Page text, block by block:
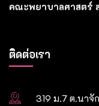
คณะพยาบาลศาสตร์
ติดต่อเรา
319 ม.7 ต.นาจั